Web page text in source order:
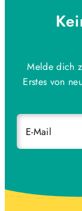
Melde dich
Erstes von
E-Mail